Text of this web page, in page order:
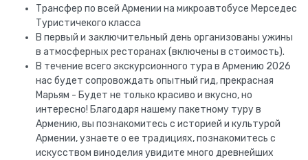
Трансфер по всей Армении на микроавтобусе Мерседес
Туристичекого класса
В первый и заключительный день организованы ужины
в атмосферных ресторанах (включены в стоимость).
В течение всего экскурсионного тура в Армению 2026
нас будет сопровождать опытный гид, прекрасная
Марьям - Будет не только красиво и вкусно, но
интересно! Благодаря нашему пакетному туру в
Армению, вы познакомитесь с историей и культурой
Армении, узнаете о ее традициях, познакомитесь с
искусством виноделия увидите много древнейших